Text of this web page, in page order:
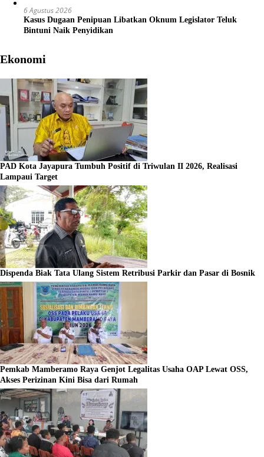
6 Agustus 2026
Kasus Dugaan Penipuan Libatkan Oknum Legislator Teluk
Bintuni Naik Penyidikan
Ekonomi
PAD Kota Jayapura Tumbuh Positif di Triwulan II 2026, Realisasi
Lampaui Target
Dispenda Biak Tata Ulang Sistem Retribusi Parkir dan Pasar di Bosnik
Pemkab Mamberamo Raya Genjot Legalitas Usaha OAP Lewat OSS,
Akses Perizinan Kini Bisa dari Rumah